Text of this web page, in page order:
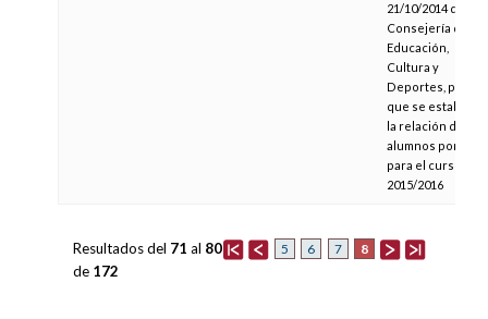
21/10/2014 de la
Consejería de
Educación,
Cultura y
Deportes, por la
que se establece
la relación de
alumnos por aula
para el curso
2015/2016
5 6 7 8
Resultados del 71 al 80
de 172